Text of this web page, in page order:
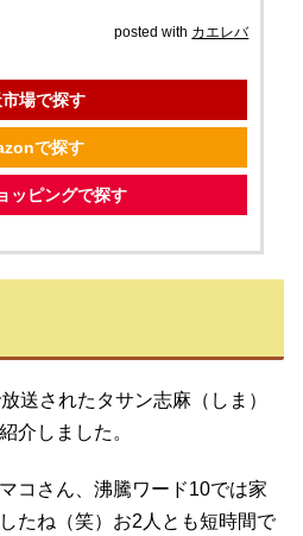
posted with カエレバ
場で探す
で探す
ッピングで探す
送されたタサン志麻（しま）
介しました。
コさん、沸騰ワード10では家
たね（笑）お2人とも短時間で